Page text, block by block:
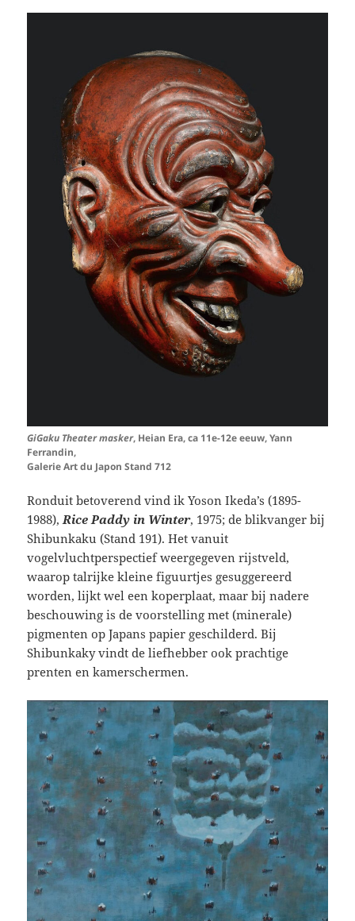
GiGaku Theater masker, Heian Era, ca 11e-12e eeuw, Yann
Ferrandin,
Galerie Art du Japon Stand 712
Ronduit betoverend vind ik Yoson Ikeda’s (1895-
1988),Rice Paddy in Winter, 1975; de blikvanger bij
Shibunkaku (Stand 191). Het vanuit
vogelvluchtperspectief weergegeven rijstveld,
waarop talrijke kleine figuurtjes gesuggereerd
worden, lijkt wel een koperplaat, maar bij nadere
beschouwing is de voorstelling met (minerale)
pigmenten op Japans papier geschilderd. Bij
Shibunkaky vindt de liefhebber ook prachtige
prenten en kamerschermen.